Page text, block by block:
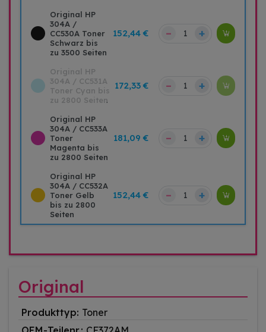
Original HP
304A /
CC530A Toner
Schwarz bis
zu 3500 Seiten
152,44 € – +
Original HP
304A / CC531A
Toner Cyan bis
zu 2800 Seiten
172,33 € – +
Original HP
304A / CC533A
Toner
Magenta bis
zu 2800 Seiten
181,09 € – +
Original HP
304A / CC532A
Toner Gelb
bis zu 2800
Seiten
152,44 € – +
Original
Produkttyp: Toner